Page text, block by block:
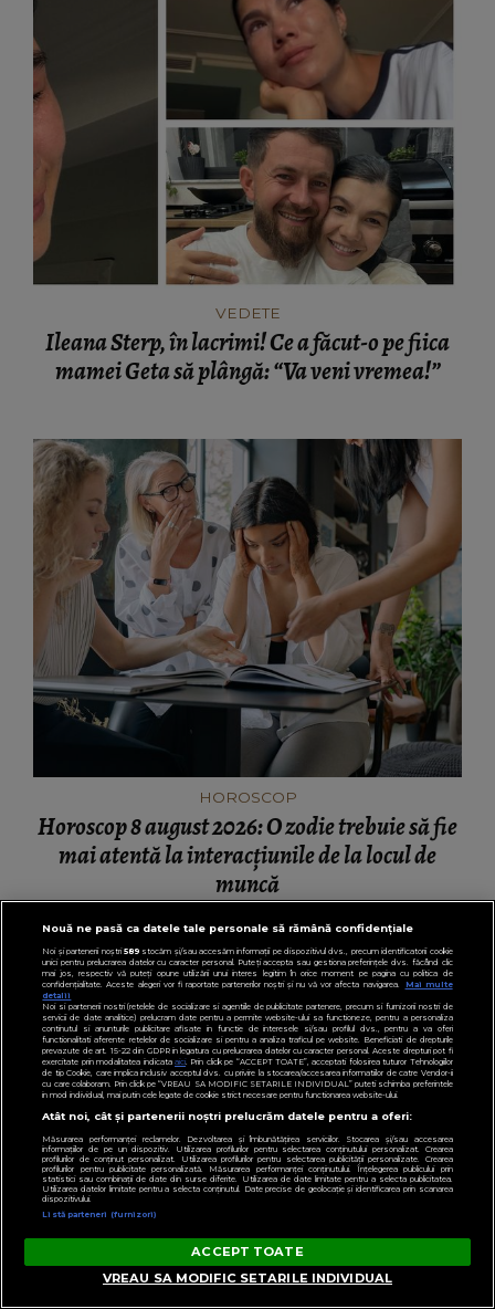
VEDETE
Ileana Sterp, în lacrimi! Ce a făcut-o pe fiica
mamei Geta să plângă: “Va veni vremea!”
HOROSCOP
Horoscop 8 august 2026: O zodie trebuie să fie
mai atentă la interacțiunile de la locul de
muncă
DIN HOROSCOP
Nouă ne pasă ca datele tale personale să rămână confidențiale
Noi și partenerii noștri589stocăm și/sau accesăm informații pe dispozitivul dvs., precum identificatorii cookie
unici pentru prelucrarea datelor cu caracter personal. Puteți accepta sau gestiona preferințele dvs. făcând clic
mai jos, respectiv vă puteți opune utilizării unui interes legitim în orice moment pe pagina cu politica de
confidențialitate. Aceste alegeri vor fi raportate partenerilor noștri și nu vă vor afecta navigarea.
Mai multe
detalii
Noi si partenerii nostri (retelele de socializare si agentiile de publicitate partenere, precum si furnizorii nostri de
servicii de date analitice) prelucram date pentru a permite website-ului sa functioneze, pentru a personaliza
continutul si anunturile publicitare afisate in functie de interesele si/sau profilul dvs., pentru a va oferi
functionalitati aferente retelelor de socializare si pentru a analiza traficul pe website. Beneficiati de drepturile
prevazute de art. 15-22 din GDPR in legatura cu prelucrarea datelor cu caracter personal. Aceste drepturi pot fi
exercitate prin modalitatea indicataaici. Prin click pe “ACCEPT TOATE”, acceptati folosirea tuturor Tehnologiilor
de tip Cookie, care implica inclusiv acceptul dvs. cu privire la stocarea/accesarea informatiilor de catre Vendor-ii
cu care colaboram. Prin click pe “VREAU SA MODIFIC SETARILE INDIVIDUAL” puteti schimba preferintele
in mod individual, mai putin cele legate de cookie strict necesare pentru functionarea website-ului.
Atât noi, cât și partenerii noștri prelucrăm datele pentru a oferi:
Măsurarea performanței reclamelor. Dezvoltarea și îmbunătățirea serviciilor. Stocarea și/sau accesarea
informațiilor de pe un dispozitiv. Utilizarea profilurilor pentru selectarea conținutului personalizat. Crearea
profilurilor de conținut personalizat. Utilizarea profilurilor pentru selectarea publicității personalizate. Crearea
profilurilor pentru publicitate personalizată. Măsurarea performanței conținutului. Înțelegerea publicului prin
statistici sau combinații de date din surse diferite. Utilizarea de date limitate pentru a selecta publicitatea.
Utilizarea datelor limitate pentru a selecta conținutul. Date precise de geolocație și identificarea prin scanarea
dispozitivului.
Listă parteneri (furnizori)
ACCEPT TOATE
VREAU SA MODIFIC SETARILE INDIVIDUAL